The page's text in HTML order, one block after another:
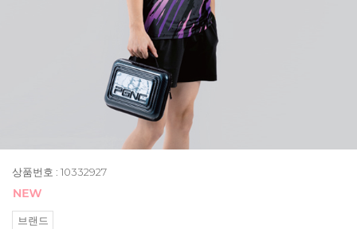
상품번호 : 10332927
브랜드